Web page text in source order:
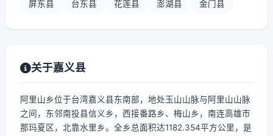
屏东县 台东县 花莲县 澎湖县 金门县
关于嘉义县
阿里山乡位于台湾嘉义县东南部，地处玉山山脉与阿里山山脉
之间，东邻南投县信义乡，西接番路乡、梅山乡，南连高雄市
那玛夏区，北靠水里乡。全乡总面积达1182.354平方公里，是